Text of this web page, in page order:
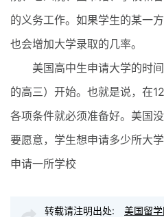
的义务工作。如果学生的某一
也会增加大学录取的几率。
美国高中生申请大学的时间
的高三）开始。也就是说，在
各项条件就必须准备好。美国
要愿意，学生想申请多少所大
申请一所学校
转载请注明出处:
美国留学